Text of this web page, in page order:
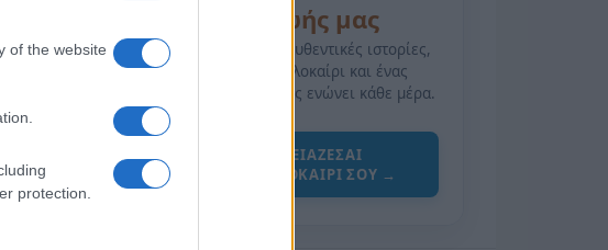
of the website
protection.
της Ζωής μας
Οι άνθρωποι, οι αυθεντικές ιστορίες,
το ελληνικό καλοκαίρι και ένας
πολιτισμός που μας ενώνει κάθε μέρα.
ΟΣΑ ΧΡΕΙΑΖΕΣΑΙ
ΓΙΑ ΤΟ ΚΑΛΟΚΑΙΡΙ ΣΟΥ →